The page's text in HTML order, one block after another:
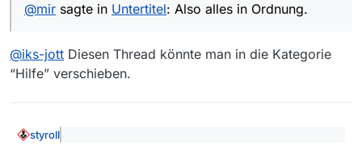
Häkchen setzten muss habe ich übersehen. Und
@mir sagte in Untertitel: Also alles in Ordnung.
@iks-jott Diesen Thread könnte man in die Kategorie
“Hilfe” verschieben.
styroll